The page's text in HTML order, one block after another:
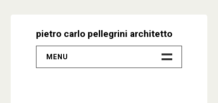
pietro carlo pellegrini architetto
MENU